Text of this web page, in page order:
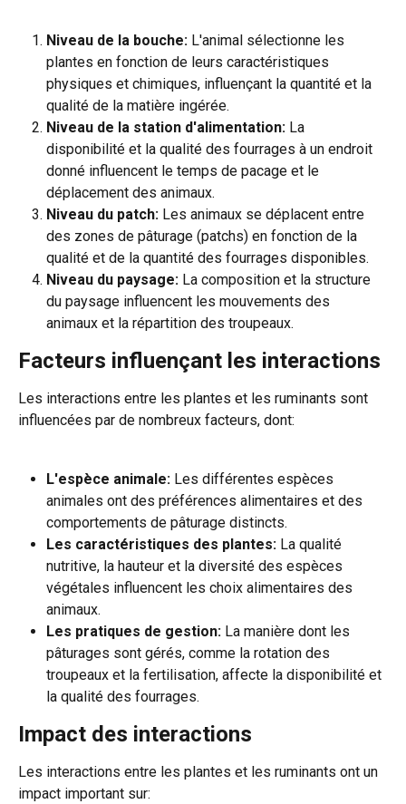
Niveau de la bouche: L'animal sélectionne les
plantes en fonction de leurs caractéristiques
physiques et chimiques, influençant la quantité et la
qualité de la matière ingérée.
Niveau de la station d'alimentation: La
disponibilité et la qualité des fourrages à un endroit
donné influencent le temps de pacage et le
déplacement des animaux.
Niveau du patch: Les animaux se déplacent entre
des zones de pâturage (patchs) en fonction de la
qualité et de la quantité des fourrages disponibles.
Niveau du paysage: La composition et la structure
du paysage influencent les mouvements des
animaux et la répartition des troupeaux.
Facteurs influençant les interactions
Les interactions entre les plantes et les ruminants sont
influencées par de nombreux facteurs, dont:
L'espèce animale: Les différentes espèces
animales ont des préférences alimentaires et des
comportements de pâturage distincts.
Les caractéristiques des plantes: La qualité
nutritive, la hauteur et la diversité des espèces
végétales influencent les choix alimentaires des
animaux.
Les pratiques de gestion: La manière dont les
pâturages sont gérés, comme la rotation des
troupeaux et la fertilisation, affecte la disponibilité et
la qualité des fourrages.
Impact des interactions
Les interactions entre les plantes et les ruminants ont un
impact important sur: